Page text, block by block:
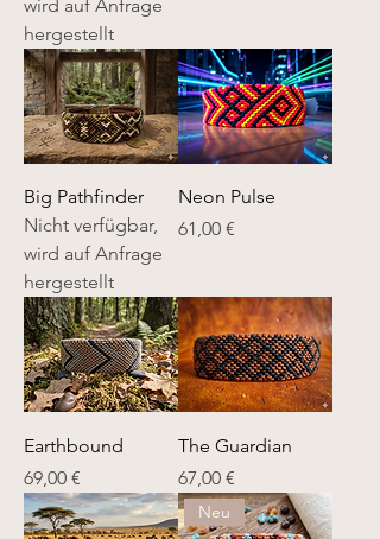
wird auf Anfrage
hergestellt
Big Pathfinder
Nicht verfügbar,
wird auf Anfrage
hergestellt
Neon Pulse
Preis
61,00 €
Earthbound
Preis
69,00 €
The Guardian
Preis
67,00 €
Neu